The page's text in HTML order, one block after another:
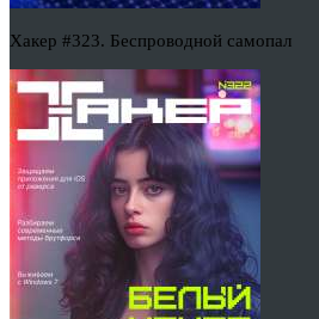
Хакер #323. Беспроводной самопал